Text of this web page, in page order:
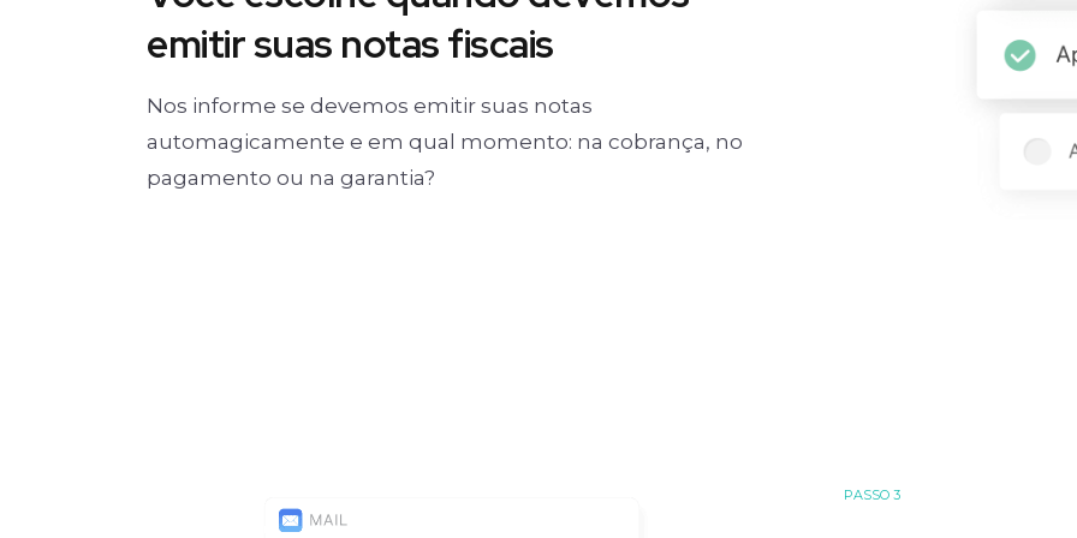
emitir suas notas fiscais
Nos informe se devemos emitir suas notas
automagicamente e em qual momento: na cobrança, no
pagamento ou na garantia?
PASSO 3